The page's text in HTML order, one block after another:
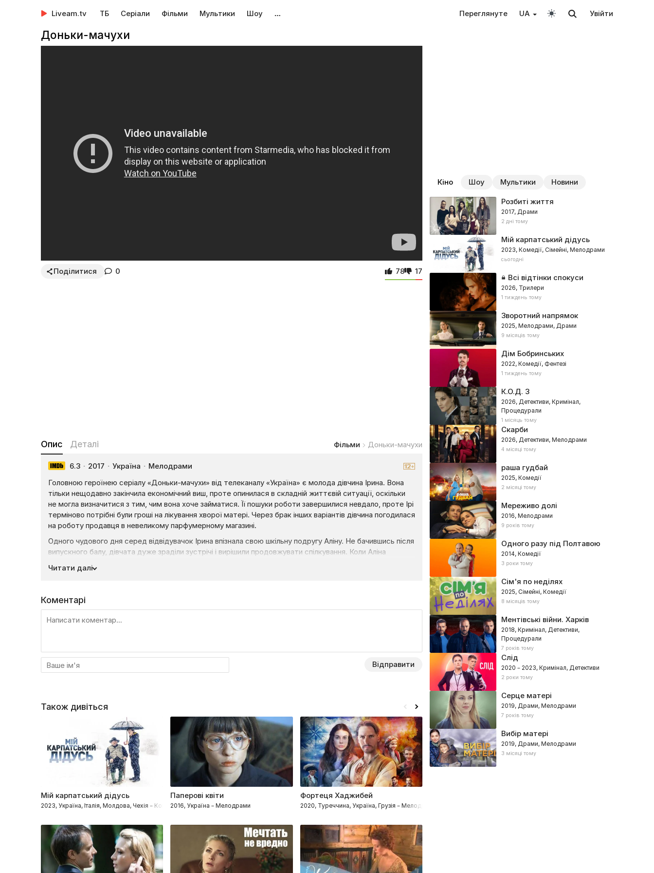
Liveam.tv ТБ Серіали Фільми Мультики Шоу … Переглянуте UA Увійти
Доньки-мачухи
Поділитися 0 78 17
Опис Деталі Фільми Доньки-мачухи
6.3 · 2017 · Україна · Мелодрами
Головною героїнею серіалу «Доньки-мачухи» від телеканалу «Україна» є молода дівчина Ірина. Вона
тільки нещодавно закінчила економічний виш, проте опинилася в складній життєвій ситуації, оскільки
не могла визначитися з тим, чим вона хоче займатися. Її пошуки роботи завершилися невдало, проте Ірі
терміново потрібні були гроші на лікування хворої матері. Через брак інших варіантів дівчина погодилася
на роботу продавця в невеликому парфумерному магазині.
Одного чудового дня серед відвідувачок Ірина впізнала свою шкільну подругу Аліну. Не бачившись після
випускного балу, дівчата дуже зраділи зустрічі і вирішили продовжувати спілкування. Коли Аліна
батька Сергія, який володіє фармацевтичною компанією, з проханням влаштувати подругу на роботу.
Дивіться мелодраматичну картину «Доньки-мачухии» на нашому сайті Liveam.TV.
Читати далі
Коментарі
Відправити
Кіно Шоу Мультики Новини
Розбиті життя
2017, Драми
2 дні тому
Мій карпатський дідусь
2023, Комедії, Сімейні, Мелодрами
сьогодні
Всі відтінки спокуси
2026, Трилери
1 тиждень тому
Зворотний напрямок
2025, Мелодрами, Драми
9 місяців тому
Дім Бобринських
2022, Комедії, Фентезі
1 тиждень тому
К.О.Д. 3
2026, Детективи, Кримінал,
Процедурали
1 місяць тому
Скарби
2026, Детективи, Мелодрами
4 місяці тому
раша гудбай
2025, Комедії
2 місяці тому
Мереживо долі
2016, Мелодрами
9 років тому
Одного разу під Полтавою
2014, Комедії
3 роки тому
Сім'я по неділях
2025, Сімейні, Комедії
8 місяців тому
Ментівські війни. Харків
2018, Кримінал, Детективи,
Процедурали
7 років тому
Слід
2020 – 2023, Кримінал, Детективи
2 роки тому
Серце матері
2019, Драми, Мелодрами
7 років тому
Вибір матері
2019, Драми, Мелодрами
3 місяці тому
Також дивіться
Мій карпатський дідусь
2023, Україна, Італія, Молдова, Чехія – Комедії, Сімейні, Мелодрами
Паперові квіти
2016, Україна – Мелодрами
Фортеця Хаджибей
2020, Туреччина, Україна, Грузія – Мелодрами, Пригоди, Історичні